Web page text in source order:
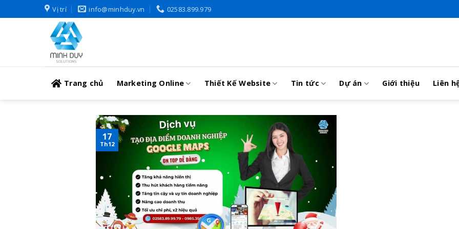
to
Vị trí info@minhduy.vn 02583.899.979
Trang chủ Marketing Online Thiết Kế Website Tin tức Dự án Giới thiệu Liên
17
Th12